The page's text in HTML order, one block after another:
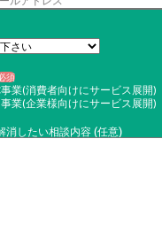
須
業(消費者向けにサービス展開)
業(企業様向けにサービス展開)
消したい相談内容 (任意)